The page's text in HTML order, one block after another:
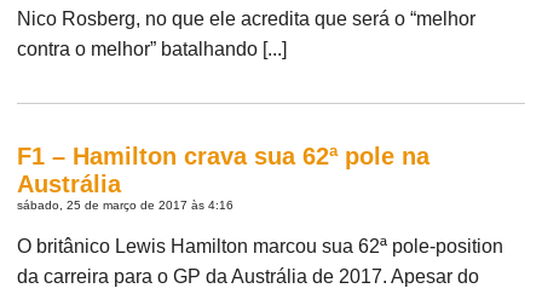
Nico Rosberg, no que ele acredita que será o “melhor
contra o melhor” batalhando [...]
F1 – Hamilton crava sua 62ª pole na
Austrália
sábado, 25 de março de 2017 às 4:16
O britânico Lewis Hamilton marcou sua 62ª pole-position
da carreira para o GP da Austrália de 2017. Apesar do